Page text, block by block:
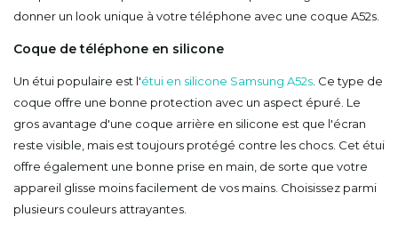
donner un look unique à votre téléphone avec une coque A52s.
Coque de téléphone en silicone
Un étui populaire est l'étui en silicone Samsung A52s . Ce type de
coque offre une bonne protection avec un aspect épuré. Le
gros avantage d'une coque arrière en silicone est que l'écran
reste visible, mais est toujours protégé contre les chocs. Cet étui
offre également une bonne prise en main, de sorte que votre
appareil glisse moins facilement de vos mains. Choisissez parmi
plusieurs couleurs attrayantes.